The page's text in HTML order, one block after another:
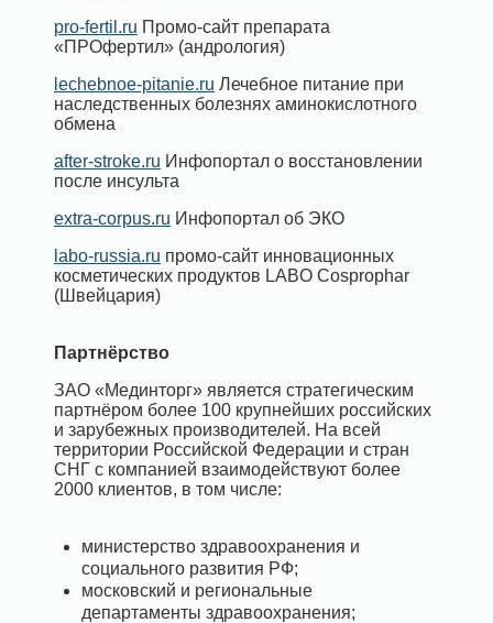
pro-fertil.ru Промо-сайт препарата
«ПРОфертил» (андрология)
lechebnoe-pitanie.ru Лечебное питание при
наследственных болезнях аминокислотного
обмена
after-stroke.ru Инфопортал о восстановлении
после инсульта
extra-corpus.ru Инфопортал об ЭКО
labo-russia.ru промо-сайт инновационных
косметических продуктов LABO Cosprophar
(Швейцария)
Партнёрство
ЗАО «Мединторг» является стратегическим
партнёром более 100 крупнейших российских
и зарубежных производителей. На всей
территории Российской Федерации и стран
СНГ с компанией взаимодействуют более
2000 клиентов, в том числе:
министерство здравоохранения и
социального развития РФ;
московский и региональные
департаменты здравоохранения;